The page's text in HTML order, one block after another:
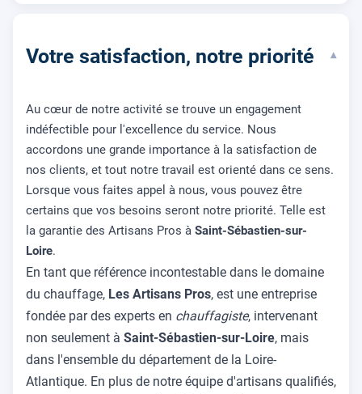
Votre satisfaction, notre priorité ▾
Au cœur de notre activité se trouve un engagement
indéfectible pour l'excellence du service. Nous
accordons une grande importance à la satisfaction de
nos clients, et tout notre travail est orienté dans ce sens.
Lorsque vous faites appel à nous, vous pouvez être
certains que vos besoins seront notre priorité. Telle est
la garantie des Artisans Pros à Saint-Sébastien-sur-
Loire.
En tant que référence incontestable dans le domaine
du chauffage, Les Artisans Pros, est une entreprise
fondée par des experts en chauffagiste, intervenant
non seulement à Saint-Sébastien-sur-Loire, mais
dans l'ensemble du département de la Loire-
Atlantique. En plus de notre équipe d'artisans qualifiés,